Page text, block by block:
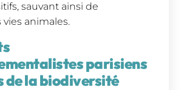
sauvant ainsi de
animales.
parisiens
de la biodiversité